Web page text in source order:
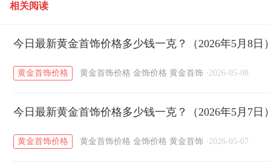
相关阅读
今日最新黄金首饰价格多少钱一克？（2026年5月8日
黄金首饰价格 黄金首饰价格 金饰价格 黄金首饰 · 2026-05-08
今日最新黄金首饰价格多少钱一克？（2026年5月7日
黄金首饰价格 黄金首饰价格 金饰价格 黄金首饰 · 2026-05-07